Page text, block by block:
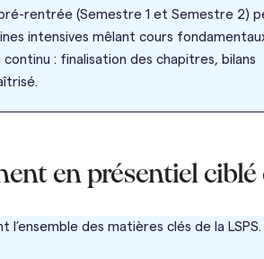
pré-rentrée (Semestre 1 et Semestre 2)
intensives mêlant cours
: finalisation des chapitres, bilans
en présentiel ciblé
des matières clés de la LSPS.